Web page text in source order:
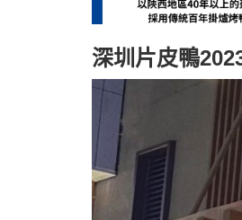
深圳片皮鴨